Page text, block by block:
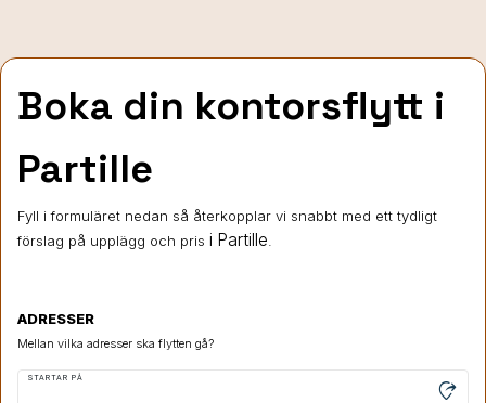
Boka din kontorsflytt i
Partille
Fyll i formuläret nedan så återkopplar vi snabbt med ett tydligt
förslag på upplägg och pris i Partille
ADRESSER
Mellan vilka adresser ska flytten gå?
STARTAR PÅ
moved_location